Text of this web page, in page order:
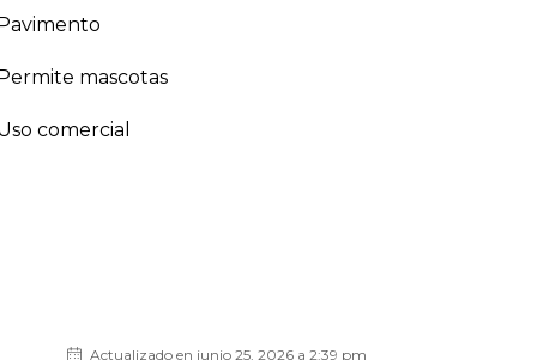
mascotas
comercial
Actualizado en junio 25, 2026 a 2:39 pm